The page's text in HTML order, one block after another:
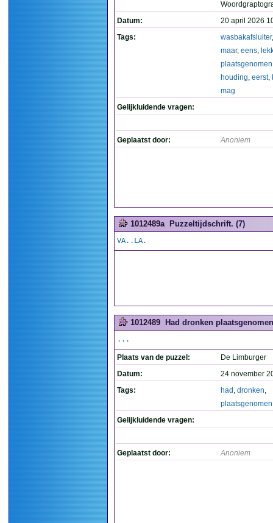
Datum:
20 april 2026
Tags:
wasbakafsluiter
maar, eens,
plaatsgenomen
houding, eerst,
mag
Gelijkluidende vragen:
Geplaatst door: Anoniem
1012489a Puzzeltijdschrift. (7)
VA..LA.
1012489 Had dronken
...
Plaats van de puzzel:
De Limburger
Datum:
24 november
Tags:
had , dronken,
plaatsgenomen
Gelijkluidende vragen:
Geplaatst door: Anoniem